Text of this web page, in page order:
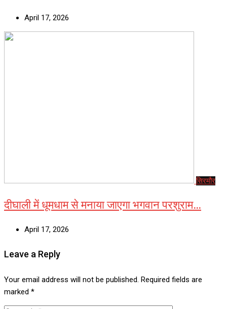
April 17, 2026
सिरमौर
दीघाली में धूमधाम से मनाया जाएगा भगवान परशुराम…
April 17, 2026
Leave a Reply
Your email address will not be published. Required fields are
marked *